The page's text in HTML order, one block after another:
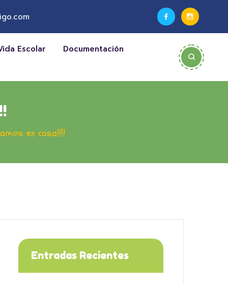
Escolar
Documentación
en casa!!!!
Entradas Recientes